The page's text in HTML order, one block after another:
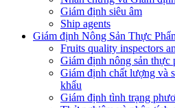
Giám định siêu âm
Ship agents
Giám định Nông Sản Thực
Fruits quality inspectors
Giám định nông sản thực
Giám định chất lượng và
khẩu
Giám định tình trạng